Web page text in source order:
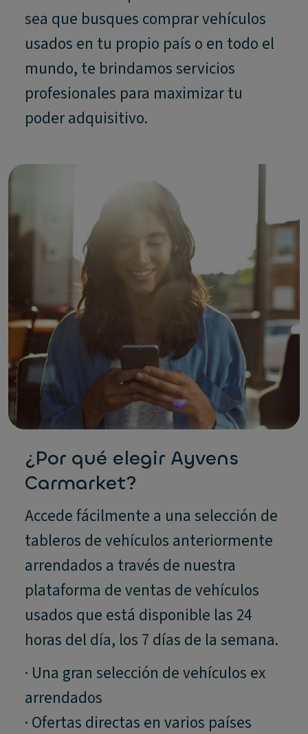
sea que busques comprar vehículos
usados en tu propio país o en todo el
mundo, te brindamos servicios
profesionales para maximizar tu
poder adquisitivo.
¿Por qué elegir Ayvens
Carmarket?
Accede fácilmente a una selección de
tableros de vehículos anteriormente
arrendados a través de nuestra
plataforma de ventas de vehículos
usados que está disponible las 24
horas del día, los 7 días de la semana.
· Una gran selección de vehículos ex
arrendados
· Ofertas directas en varios países